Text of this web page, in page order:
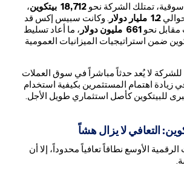
سوقية، تمتلك الشركة نحو18,712 بيتكوين،
1.2 مليار دولار . وكانت سبيس إكس قد
مقابل نحو661 مليون دولار ، ما أعاد تسليط
ضمن استراتيجيات الميزانيات العمومية
لا يُعد حدثاً مباشراً في سوق العملات
زيادة اهتمام المستثمرين بكيفية استخدام
للبيتكوين كأصل استثماري طويل الأجل.
التعافي لا يزال هشاً
الأوسع نطاقاً تعافياً محدوداً، إلا أن